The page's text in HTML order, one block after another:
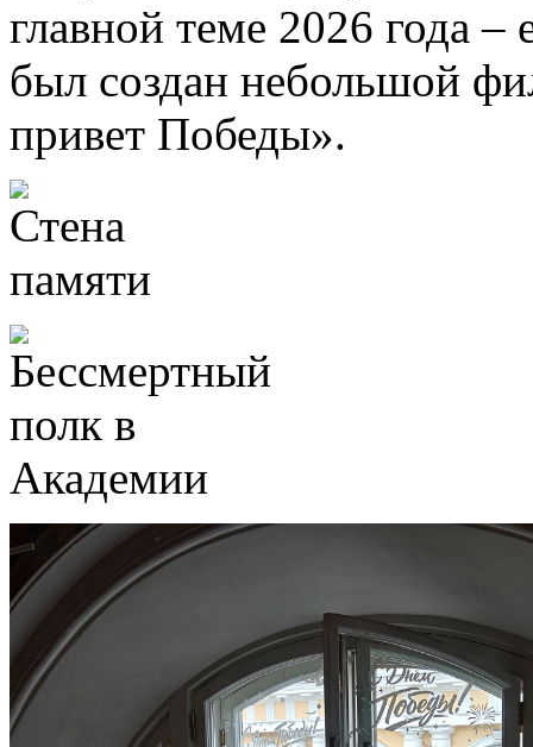
главной теме 2026 года
был создан небольшой
привет Победы».